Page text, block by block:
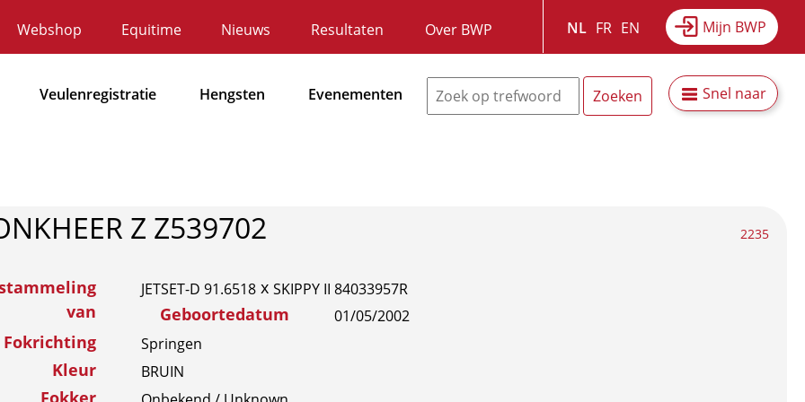
Mijn BWP
NL FR EN
navigatie
Webshop Equitime Nieuws Resultaten Over BWP
Hoofdnavigatie
Veulenregistratie Hengsten Evenementen Snel naar
Z Z539702
van
JETSET-D 91.6518 x SKIPPY II 84033957R
Geboortedatum 01/05/2002
Fokrichting Springen
Kleur BRUIN
Fokker
2235